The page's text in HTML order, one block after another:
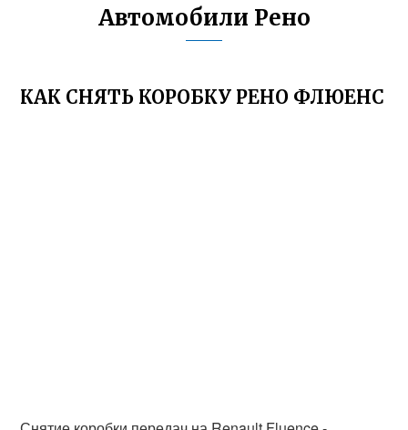
Автомобили Рено
КАК СНЯТЬ КОРОБКУ РЕНО ФЛЮЕНС